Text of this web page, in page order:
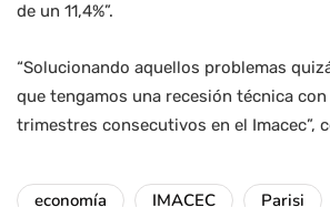
de un 11,4%”.
“Solucionando aquellos problemas
que tengamos una recesión técnica
trimestres consecutivos en el Imacec”,
economía IMACEC Parisi